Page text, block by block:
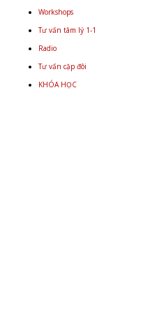
Workshops
Tư vấn tâm lý 1-1
Radio
Tư vấn cặp đôi
KHÓA HỌC